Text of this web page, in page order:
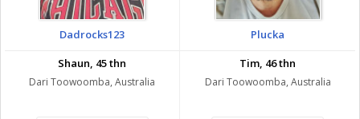
Dadrocks123
Shaun, 45 thn
Dari Toowoomba, Australia
Plucka
Tim, 46 thn
Dari Toowoomba, Australia